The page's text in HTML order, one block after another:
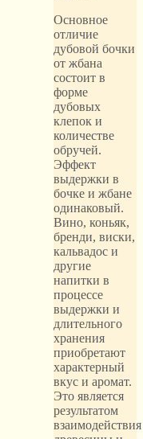
Основное
отличие
дубовой бочки
от жбана
состоит в
форме
дубовых
клепок и
количестве
обручей.
Эффект
выдержки в
бочке и жбане
одинаковый.
Вино, коньяк,
бренди, виски,
кальвадос и
другие
напитки в
процессе
выдержки и
длительного
хранения
приобретают
характерный
вкус и аромат.
Это является
результатом
взаимодействия